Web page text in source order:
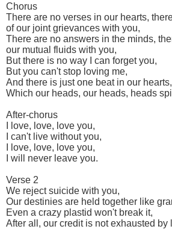
Chorus
There are no verses in our hearts,
of our joint grievances with you,
There are no answers in the minds,
our mutual fluids with you,
But there is no way I can forget you,
But you can't stop loving me,
And there is just one beat in our
Which our heads, our heads, heads
After-chorus
I love, love, love you,
I can't live without you,
I love, love, love you,
I will never leave you.
Verse 2
We reject suicide with you,
Our destinies are held together like
Even a crazy plastid won't break it,
After all, our credit is not exhausted by